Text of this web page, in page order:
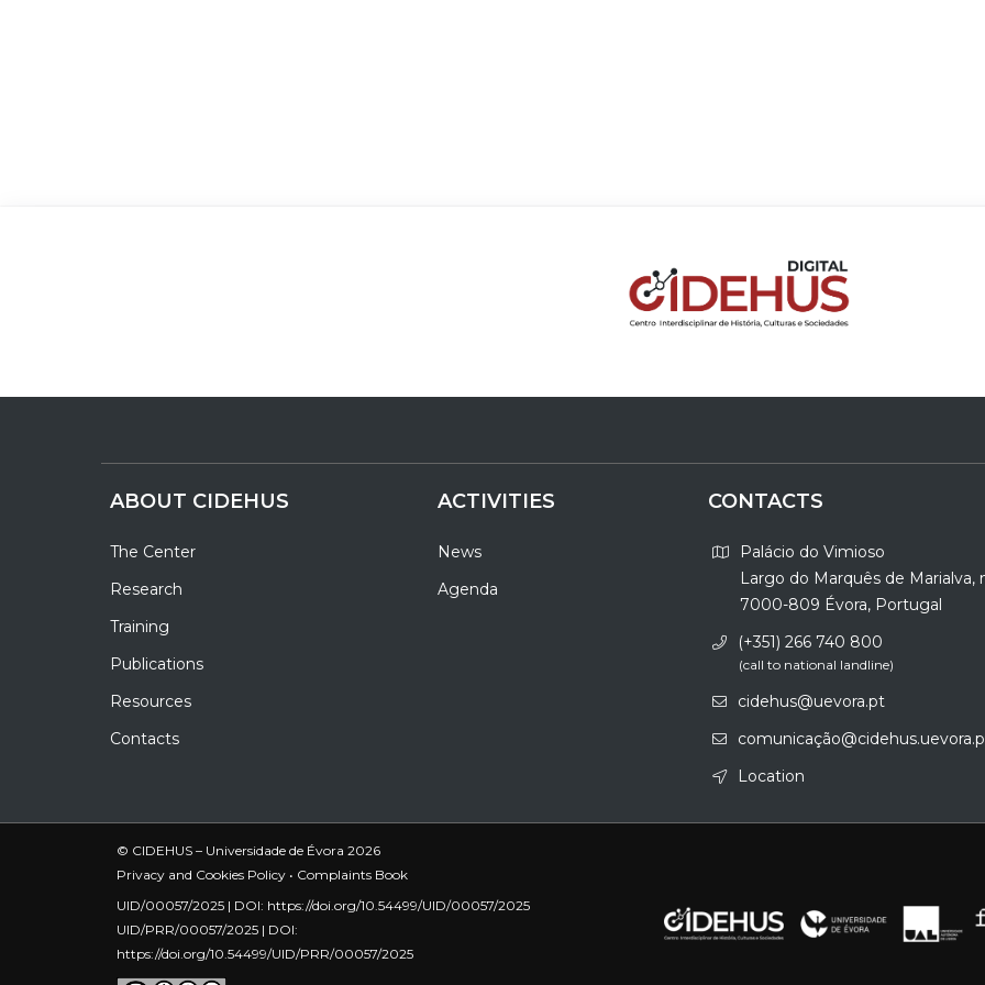
ABOUT CIDEHUS
The Center
Research
Training
Publications
Resources
Contacts
ACTIVITIES
News
Agenda
CONTACTS
Palácio do Vimioso
Largo do Marquês de Marialva,
7000-809 Évora, Portugal
(+351) 266 740 800
(call to national landline)
cidehus@uevora.pt
Location
© CIDEHUS – Universidade de Évora 2026
Privacy and Cookies Policy • Complaints Book
UID/00057/2025 | DOI: https://doi.org/10.54499/UID/00057/2025
UID/PRR/00057/2025 | DOI:
https://doi.org/10.54499/UID/PRR/00057/2025